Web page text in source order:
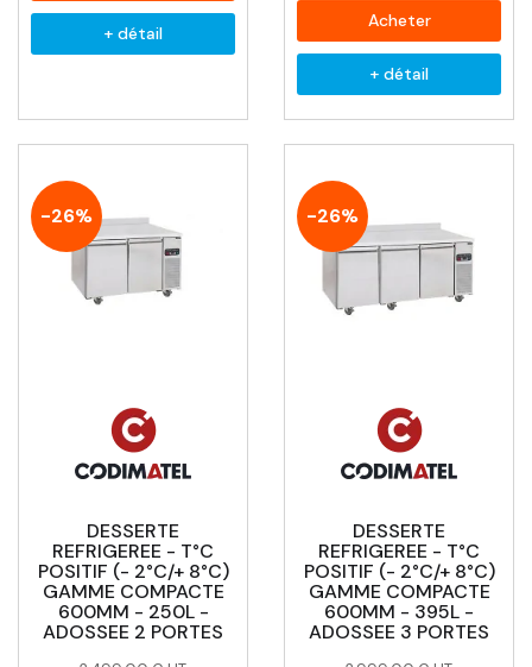
+ détail
Acheter
+ détail
-26%
DESSERTE
REFRIGEREE - T°C
POSITIF (- 2°C/+ 8°C)
GAMME COMPACTE
600MM - 250L -
ADOSSEE 2 PORTES
-26%
DESSERTE
REFRIGEREE - T°C
POSITIF (- 2°C/+ 8°C)
GAMME COMPACTE
600MM - 395L -
ADOSSEE 3 PORTES